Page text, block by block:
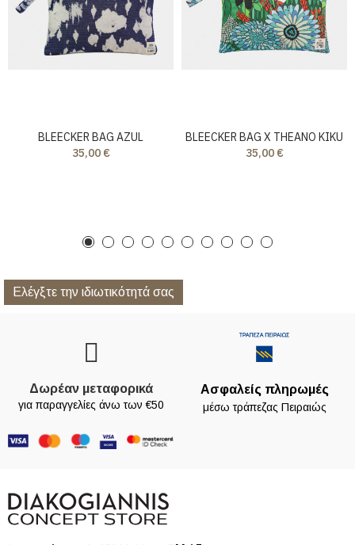
BLEECKER BAG AZUL
35,00 €
BLEECKER BAG X THEANO KIKU
35,00 €
Ελέγξτε την ιδιωτικότητά σας
Δωρέαν μεταφορικά
για παραγγελίες άνω των €50
Ασφαλείς πληρωμές
μέσω τράπεζας Πειραιώς